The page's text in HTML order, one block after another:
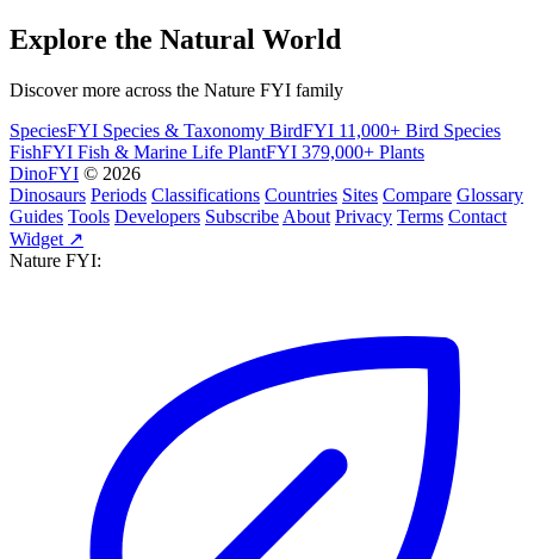
Explore the Natural World
Discover more across the Nature FYI family
SpeciesFYI Species & Taxonomy BirdFYI 11,000+ Bird Species
FishFYI Fish & Marine Life PlantFYI 379,000+ Plants
DinoFYI © 2026
Dinosaurs Periods Classifications Countries Sites Compare Glossary
Guides Tools Developers Subscribe About Privacy Terms Contact
Widget ↗
Nature FYI: